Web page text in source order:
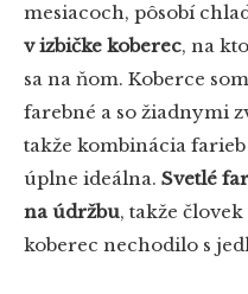
mesiacoch, pôsobí
v izbičke koberec, na
sa na ňom. Koberce
farebné a so žiadnymi
takže kombinácia
úplne ideálna. Svetlé
na údržbu, takže
koberec nechodilo s